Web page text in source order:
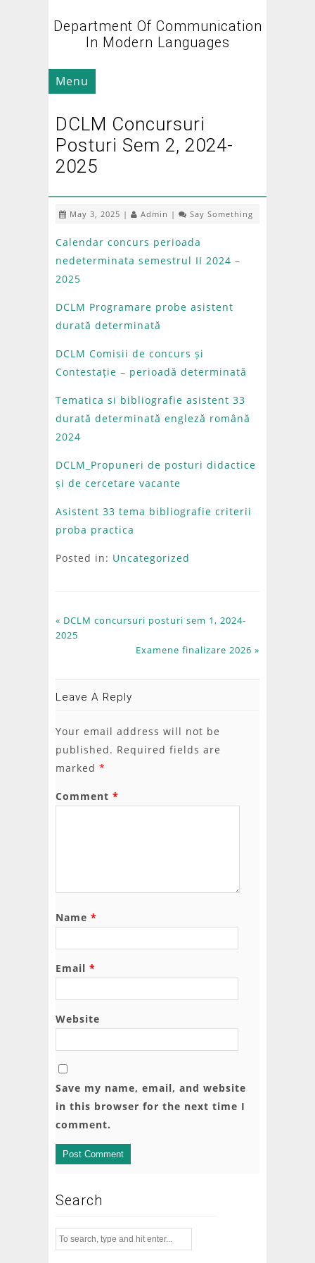
Department Of Communication
In Modern Languages
Menu
DCLM Concursuri
Posturi Sem 2, 2024-
2025
May 3, 2025 | Admin | Say Something
Calendar concurs perioada
nedeterminata semestrul II 2024 –
2025
DCLM Programare probe asistent
durată determinată
DCLM Comisii de concurs și
Contestație – perioadă determinată
Tematica si bibliografie asistent 33
durată determinată engleză română
2024
DCLM_Propuneri de posturi didactice
și de cercetare vacante
Asistent 33 tema bibliografie criterii
proba practica
Posted in: Uncategorized
« DCLM concursuri posturi sem 1, 2024-
2025
Examene finalizare 2026 »
Leave A Reply
Your email address will not be
published. Required fields are
marked *
Comment *
Name *
Email *
Website
Save my name, email, and website
in this browser for the next time I
comment.
Search